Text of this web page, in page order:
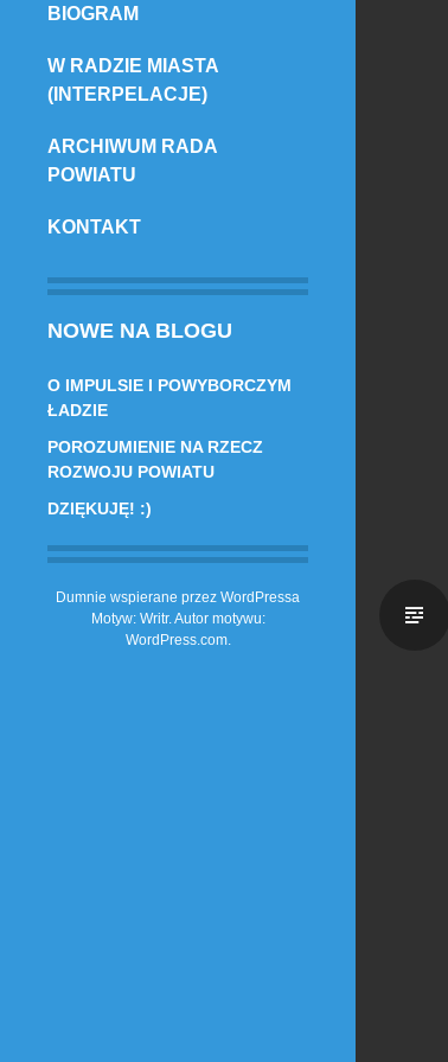
TREŚCI
BIOGRAM
W RADZIE MIASTA
(INTERPELACJE)
ARCHIWUM RADA
POWIATU
KONTAKT
NOWE NA BLOGU
O IMPULSIE I POWYBORCZYM
ŁADZIE
POROZUMIENIE NA RZECZ
ROZWOJU POWIATU
DZIĘKUJĘ! :)
Dumnie wspierane przez WordPressa
Motyw: Writr. Autor motywu:
WordPress.com.